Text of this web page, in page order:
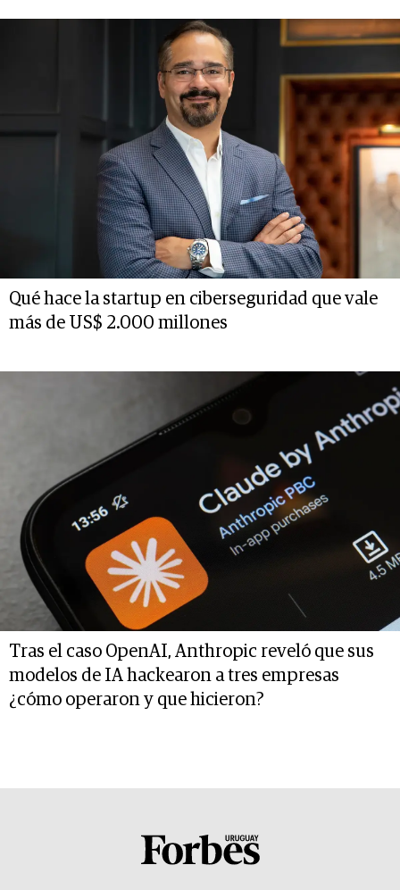
Qué hace la startup en ciberseguridad que vale
más de US$ 2.000 millones
Tras el caso OpenAI, Anthropic reveló que sus
modelos de IA hackearon a tres empresas
¿cómo operaron y que hicieron?